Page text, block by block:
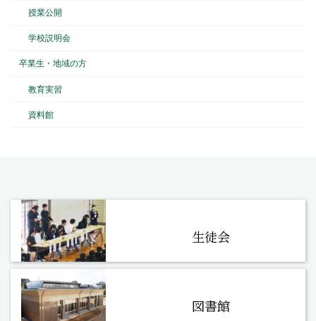
授業公開
学校説明会
卒業生・地域の方
教育実習
資料館
生徒会
図書館